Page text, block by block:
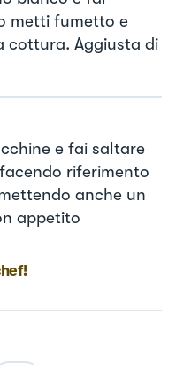
metti fumetto e
cottura. Aggiusta di
e fai saltare
riferimento
anche un
appetito